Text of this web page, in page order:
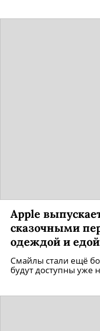
Apple
сказочными
одеждой и едой
Смайлы стали ещё
будут доступны уже